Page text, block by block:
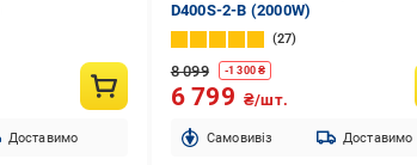
Доставимо
D400S-2-B (2000W)
27
8 099 -1 300₴
6 799 ₴/шт.
Cамовивіз Доставимо